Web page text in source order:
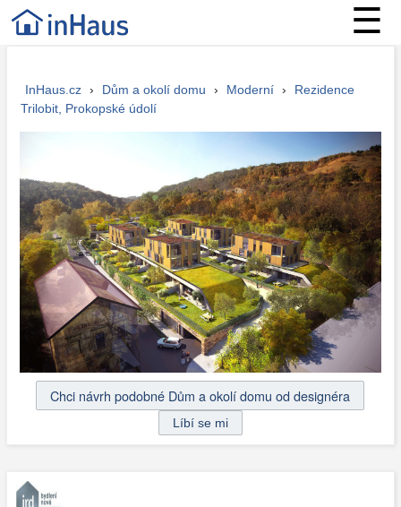
☰
InHaus.cz › Dům a okolí domu › Moderní ›
Rezidence
Trilobit, Prokopské údolí
Chci návrh podobné Dům a okolí domu od designéra